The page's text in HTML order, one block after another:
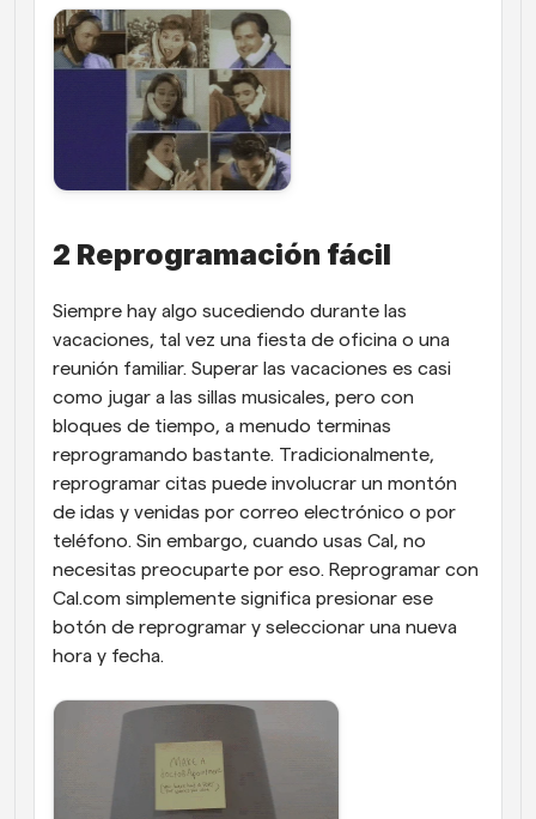
2 Reprogramación fácil
Siempre hay algo sucediendo durante las
vacaciones, tal vez una fiesta de oficina o una
reunión familiar. Superar las vacaciones es casi
como jugar a las sillas musicales, pero con
bloques de tiempo, a menudo terminas
reprogramando bastante. Tradicionalmente,
reprogramar citas puede involucrar un montón
de idas y venidas por correo electrónico o por
teléfono. Sin embargo, cuando usas Cal, no
necesitas preocuparte por eso. Reprogramar con
Cal.com simplemente significa presionar ese
botón de reprogramar y seleccionar una nueva
hora y fecha.